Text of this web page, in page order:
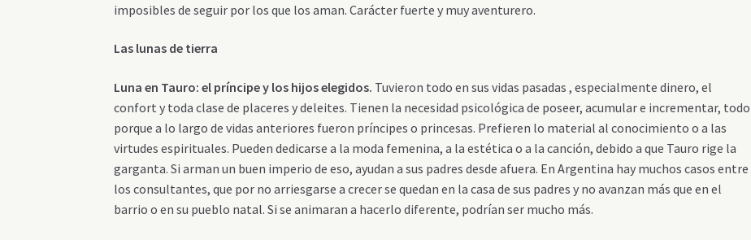
imposibles de seguir por los que los aman. Carácter fuerte y muy aventurero.
Las lunas de tierra
Luna en Tauro: el príncipe y los hijos elegidos. Tuvieron todo en sus vidas pasadas , especialmente dinero, el
confort y toda clase de placeres y deleites. Tienen la necesidad psicológica de poseer, acumular e incrementar, todo
porque a lo largo de vidas anteriores fueron príncipes o princesas. Prefieren lo material al conocimiento o a las
virtudes espirituales. Pueden dedicarse a la moda femenina, a la estética o a la canción, debido a que Tauro rige la
garganta. Si arman un buen imperio de eso, ayudan a sus padres desde afuera. En Argentina hay muchos casos entre
los consultantes, que por no arriesgarse a crecer se quedan en la casa de sus padres y no avanzan más que en el
barrio o en su pueblo natal. Si se animaran a hacerlo diferente, podrían ser mucho más.